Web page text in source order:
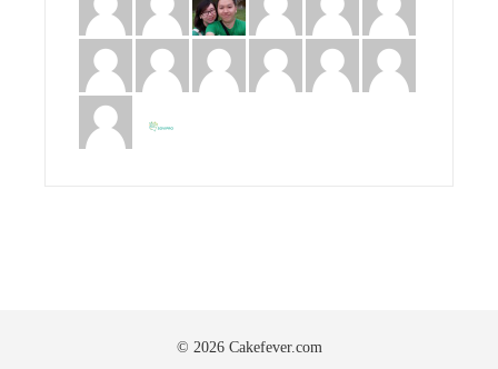
© 2026 Cakefever.com